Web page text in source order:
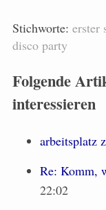
Stichworte: erster
disco party
Folgende
interessieren
arbeitsplatz
Re: Komm,
22:02